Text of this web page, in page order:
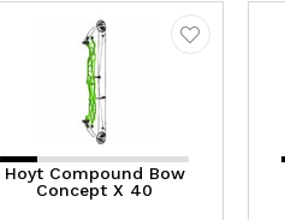
Hoyt Compound Bow
Concept X 40